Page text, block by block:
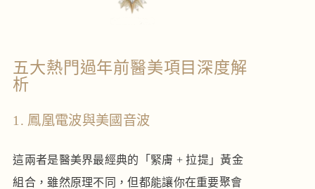
五大熱門過年前醫美項目深度解
析
1. 鳳凰電波與美國音波
這兩者是醫美界最經典的「緊膚 + 拉提」黃金
組合，雖然原理不同，但都能讓你在重要聚會